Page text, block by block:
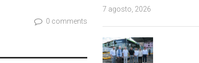
0 comments
7 agosto, 2026